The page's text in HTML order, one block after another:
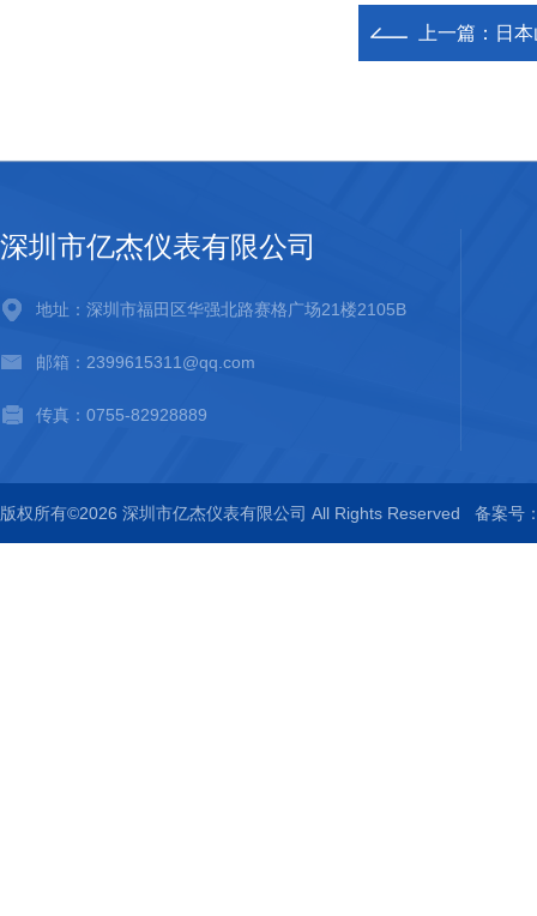
上一篇： 日
深圳市亿杰仪表有限公司
地址：深圳市福田区华强北路赛格广场21楼2105B
邮箱：2399615311@qq.com
传真：0755-82928889
版权所有©2026 深圳市亿杰仪表有限公司 All Rights Reserved 备案号